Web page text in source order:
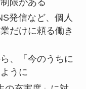
限がある
発信など、個人
だけに頼る働き
、「今のうちに
うに